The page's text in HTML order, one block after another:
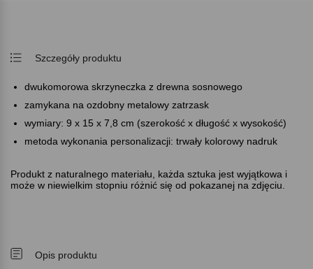
Szczegóły produktu
dwukomorowa skrzyneczka z drewna sosnowego
zamykana na ozdobny metalowy zatrzask
wymiary: 9 x 15 x 7,8 cm (szerokość x długość x wysokość)
metoda wykonania personalizacji: trwały kolorowy nadruk
Produkt z naturalnego materiału, każda sztuka jest wyjątkowa i
może w niewielkim stopniu różnić się od pokazanej na zdjęciu.
Opis produktu